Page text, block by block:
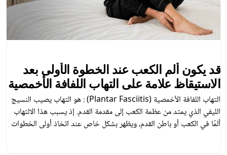
قد يكون ألم الكعب عند الخطوة الأولى بعد
الاستيقاظ علامة على التهاب اللفافة الأخمصية
التهاب اللفافة الأخمصية (Plantar Fasciitis) : هو التهاب يصيب النسيج
الليفي الذي يمتد من عظمة الكعب إلى مقدمة القدم. إذ يسبب هذا الالتهاب
ألمًا في الكعب أو باطن القدم، ويظهر بشكل خاص عند اتخاذ أولى الخطوات